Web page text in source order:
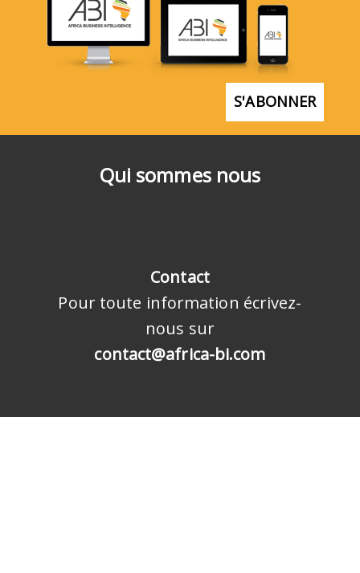
Qui sommes nous
Contact
Pour toute information écrivez-
nous sur
contact@africa-bi.com
S'ABONNER